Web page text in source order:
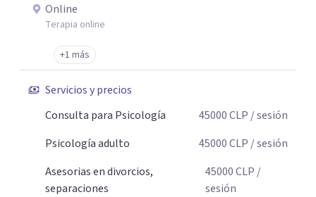
Online
Terapia online
+1 más
Servicios y precios
Consulta para Psicología
45000CLP / sesión
Psicología adulto
45000CLP / sesión
Asesorias en divorcios,
separaciones
45000 CLP /
sesión